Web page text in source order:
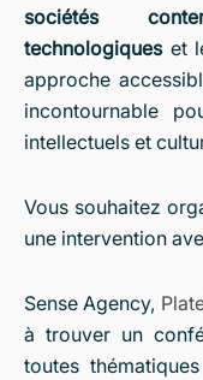
sociétés
technologiqueset
approche
incontournable
intellectuels et
Vous souhaitez
une intervention
Sense Agency,
à trouver un
toutes